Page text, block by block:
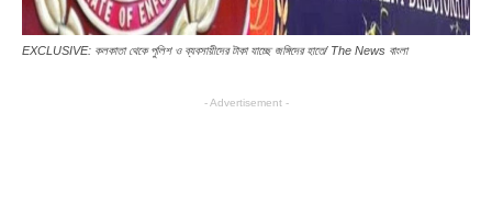
EXCLUSIVE: কলকাতা থেকে পুলিশ ও ব্যবসায়ীদের টাকা যাচ্ছে জঙ্গিদের হাতে/ The News বাংলা
- Advertisement -